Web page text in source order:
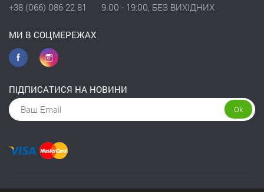
+38 (066) 086 22 81
9.00 - 19:00, БЕЗ ВИХІДНИХ
МИ В СОЦМЕРЕЖАХ
ПІДПИСАТИСЯ НА НОВИНИ
Ok